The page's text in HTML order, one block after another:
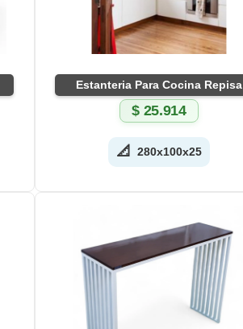
Estanteria Para Cocina Repisa
$25.914
📐 280x100x25